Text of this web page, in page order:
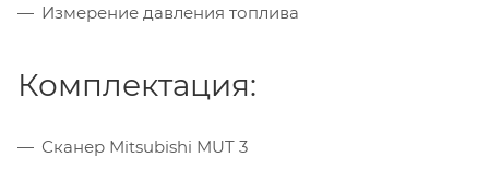
Измерение давления топлива
Комплектация:
Сканер Mitsubishi MUT 3